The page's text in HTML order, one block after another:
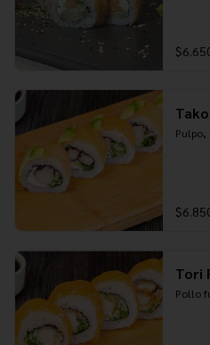
Pulpo,
Tori
Pollo